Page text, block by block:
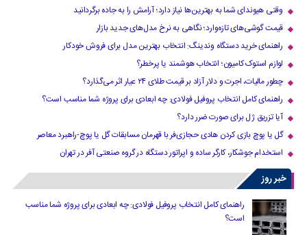
وقتی هیوندای شما به بهترین‌ها نیاز دارد؛ آرامش را به جاده برگردانید
قیمت گوشی‌های تازه‌وارد؛ نگاهی به نرخ مدل‌های جدید بازار
راهنمای خرید دستگاه وندینگ: انتخاب بهترین مدل برای فروش خودکار
لوازم استوک کامیون؛ انتخاب هوشمند یا پرخطر؟
چطور مالیات، اجرت و دلار آزاد بر قیمت طلای ۲۴ عیار اثر می‌گذارد؟
راهنمای کامل انتخاب پروفیل فولادی: چه ابعادی برای پروژه شما مناسب است؟
آیا تزریق ژل برای صورت ضرر دارد​؟
گل یا پوچ بازی کردن هادی حجازی‌فر با قهرمان مسابقات گل یا پوچ-راهبرد معاصر
استخدام جوشکار، کارگر ساده و اپراتور دستگاه در گروه صنعتی آفر در تهران
خبر روز
راهنمای کامل انتخاب پروفیل فولادی: چه ابعادی برای پروژه شما مناسب
است؟